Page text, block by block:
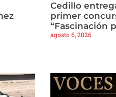
Cedillo
primer
“Fascinación
agosto 6, 2026